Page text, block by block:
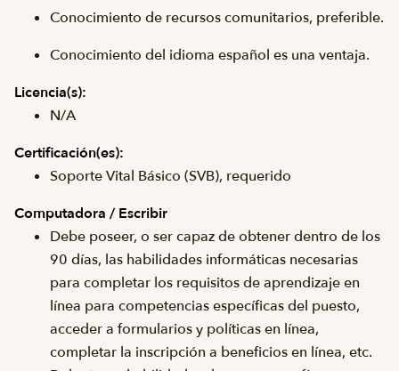
Conocimiento de recursos comunitarios, preferible.
Conocimiento del idioma español es una ventaja.
Licencia(s):
N/A
Certificación(es):
Soporte Vital Básico (SVB), requerido
Computadora / Escribir
Debe poseer, o ser capaz de obtener dentro de los
90 días, las habilidades informáticas necesarias
para completar los requisitos de aprendizaje en
línea para competencias específicas del puesto,
acceder a formularios y políticas en línea,
completar la inscripción a beneficios en línea, etc.